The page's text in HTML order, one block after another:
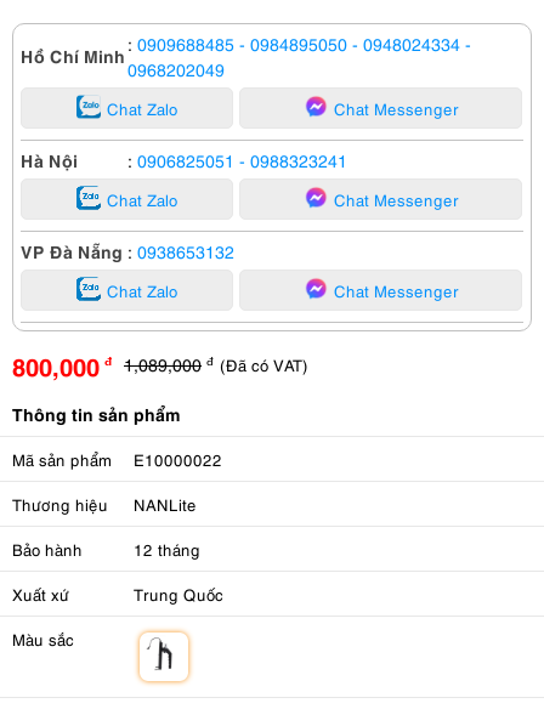
Hồ Chí Minh : 0909688485 - 0984895050 - 0948024334 -
0968202049
Chat Zalo Chat Messenger
Hà Nội : 0906825051 - 0988323241
Chat Zalo Chat Messenger
VP Đà Nẵng : 0938653132
Chat Zalo Chat Messenger
800,000 đ 1,089,000 đ (Đã có VAT)
Thông tin sản phẩm
Mã sản phẩm E10000022
Thương hiệu NANLite
Bảo hành 12 tháng
Xuất xứ Trung Quốc
Màu sắc